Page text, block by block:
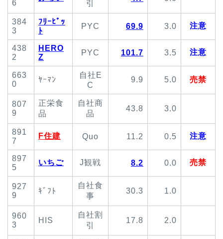
6
引
384
3
ﾌﾘｰﾋﾞｯ
ﾄ
PYC 69.9 3.0 注意
438
2
HERO
Z
PYC 101.7 3.5 注意
663
0
ﾔｰﾏﾝ
自社E
C
9.9 5.0 売禁
807
9
正栄食
品
自社商
品
43.8 3.0
891
7
F住建 Quo 11.2 0.5 注意
897
5
いちご J観戦 8.2 0.0 売禁
927
9
ｷﾞﾌﾄ
自社食
事
30.3 1.0
960
3
HIS
自社割
引
17.8 2.0